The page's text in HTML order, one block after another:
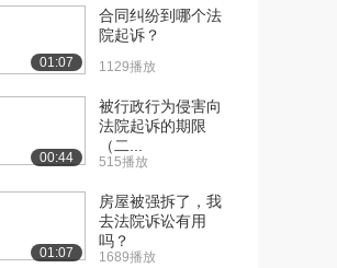
01:07
合同纠纷到哪个法
院起诉？
1129播放
00:44
被行政行为侵害向
法院起诉的期限
（二...
515播放
01:07
房屋被强拆了，我
去法院诉讼有用
吗？
1689播放